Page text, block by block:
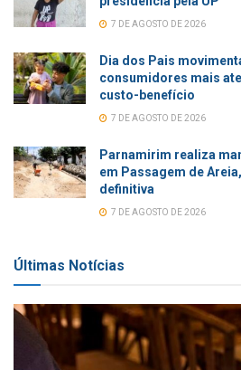
7 DE AGOSTO DE 2026
Dia dos Pais
consumidores mais
custo-benefício
7 DE AGOSTO DE 2026
Parnamirim realiza
em Passagem de
definitiva
7 DE AGOSTO DE 2026
Últimas Notícias